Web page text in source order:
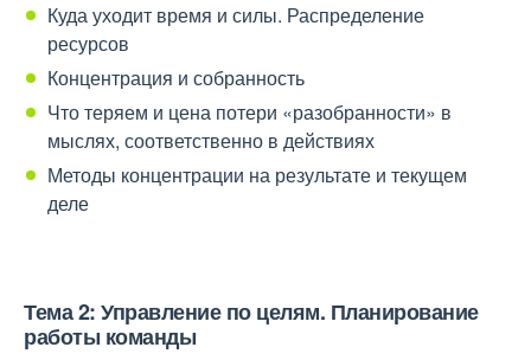
Куда уходит время и силы. Распределение
ресурсов
Концентрация и собранность
Что теряем и цена потери «разобранности» в
мыслях, соответственно в действиях
Методы концентрации на результате и текущем
деле
Тема 2: Управление по целям. Планирование
работы команды